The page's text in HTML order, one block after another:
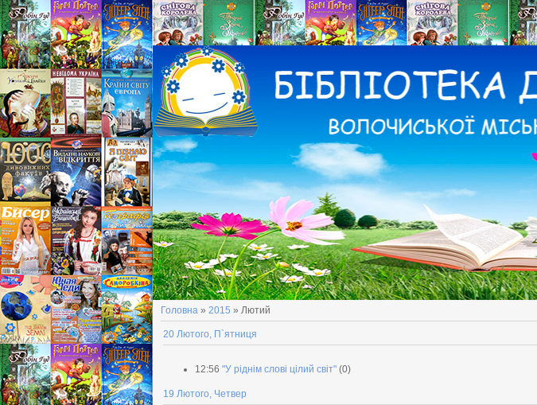
Головна » 2015 » Лютий
20 Лютого, П`ятниця
12:56 "У ріднім слові цілий світ" (0)
19 Лютого, Четвер